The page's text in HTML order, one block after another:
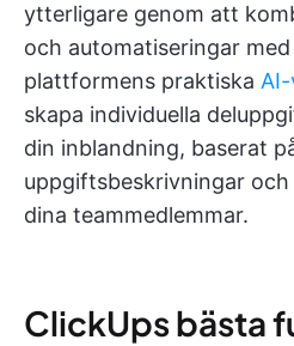
ytterligare genom att
och automatiseringar med
plattformens praktiska
skapa individuella
din inblandning, baserat
uppgiftsbeskrivningar
dina teammedlemmar.
ClickUps bästa